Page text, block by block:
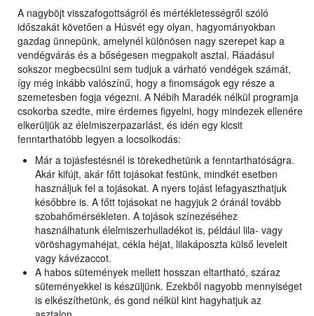
A nagyböjt visszafogottságról és mértékletességről szóló
időszakát követően a Húsvét egy olyan, hagyományokban
gazdag ünnepünk, amelynél különösen nagy szerepet kap a
vendégvárás és a bőségesen megpakolt asztal. Ráadásul
sokszor megbecsülni sem tudjuk a várható vendégek számát,
így még inkább valószínű, hogy a finomságok egy része a
szemetesben fogja végezni. A Nébih Maradék nélkül programja
csokorba szedte, mire érdemes figyelni, hogy mindezek ellenére
elkerüljük az élelmiszerpazarlást, és idén egy kicsit
fenntarthatóbb legyen a locsolkodás:
Már a tojásfestésnél is törekedhetünk a fenntarthatóságra.
Akár kifújt, akár főtt tojásokat festünk, mindkét esetben
használjuk fel a tojásokat. A nyers tojást lefagyaszthatjuk
későbbre is. A főtt tojásokat ne hagyjuk 2 óránál tovább
szobahőmérsékleten. A tojások színezéséhez
használhatunk élelmiszerhulladékot is, például lila- vagy
vöröshagymahéjat, cékla héjat, lilakáposzta külső leveleit
vagy kávézaccot.
A habos sütemények mellett hosszan eltartható, száraz
süteményekkel is készüljünk. Ezekből nagyobb mennyiséget
is elkészíthetünk, és gond nélkül kint hagyhatjuk az